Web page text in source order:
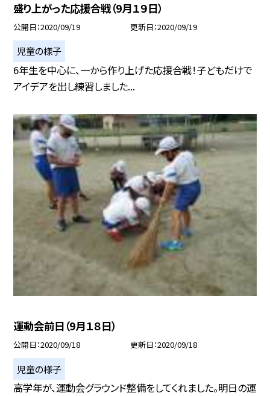
盛り上がった応援合戦（9月１９日）
公開日 2020/09/19 更新日 2020/09/19
児童の様子
6年生を中心に、一から作り上げた応援合戦！子どもだけで
アイデアを出し練習しました...
運動会前日（9月１８日）
公開日 2020/09/18 更新日 2020/09/18
児童の様子
高学年が、運動会グラウンド整備をしてくれました。明日の運